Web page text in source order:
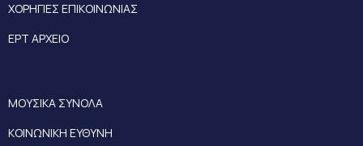
ΧΟΡΗΓΙΕΣ ΕΠΙΚΟΙΝΩΝΙΑΣ
ΕΡΤ ΑΡΧΕΙΟ
ΜΟΥΣΙΚΑ ΣΥΝΟΛΑ
ΚΟΙΝΩΝΙΚΗ ΕΥΘΥΝΗ